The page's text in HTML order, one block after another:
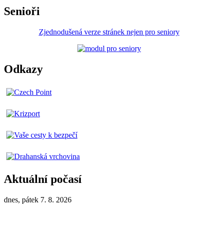
Senioři
Zjednodušená verze stránek nejen pro seniory
Odkazy
Aktuální počasí
dnes, pátek 7. 8. 2026